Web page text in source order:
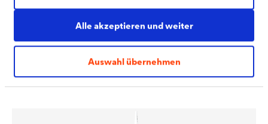
Alle akzeptieren und weiter
Auswahl übernehmen
DELTA®-FLEXX-BAND FG 80/150
Klebeband zur Abdichtung schwierigster, dreidimensionaler